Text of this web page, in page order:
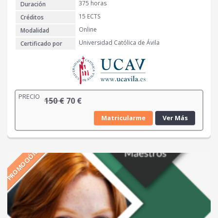
.
Duración
375 horas
Créditos
15 ECTS
Modalidad
Online
Certificado por
Universidad Católica de Ávila
PRECIO 150€ E
r
c
i
o
o
r
i
70 €E
r
c
i
o
c
Matricularme Ver Más
PROMOCIÓN